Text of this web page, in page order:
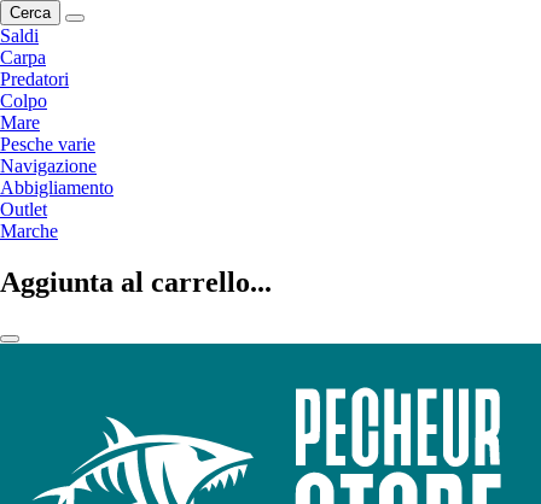
Cerca
Saldi
Carpa
Predatori
Colpo
Mare
Pesche varie
Navigazione
Abbigliamento
Outlet
Marche
Aggiunta al carrello...